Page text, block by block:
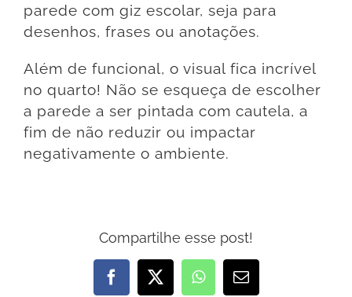
parede com giz escolar, seja para
desenhos, frases ou anotações.
Além de funcional, o visual fica incrível
no quarto! Não se esqueça de escolher
a parede a ser pintada com cautela, a
fim de não reduzir ou impactar
negativamente o ambiente.
Compartilhe esse post!
Facebook
X WhatsApp
E-